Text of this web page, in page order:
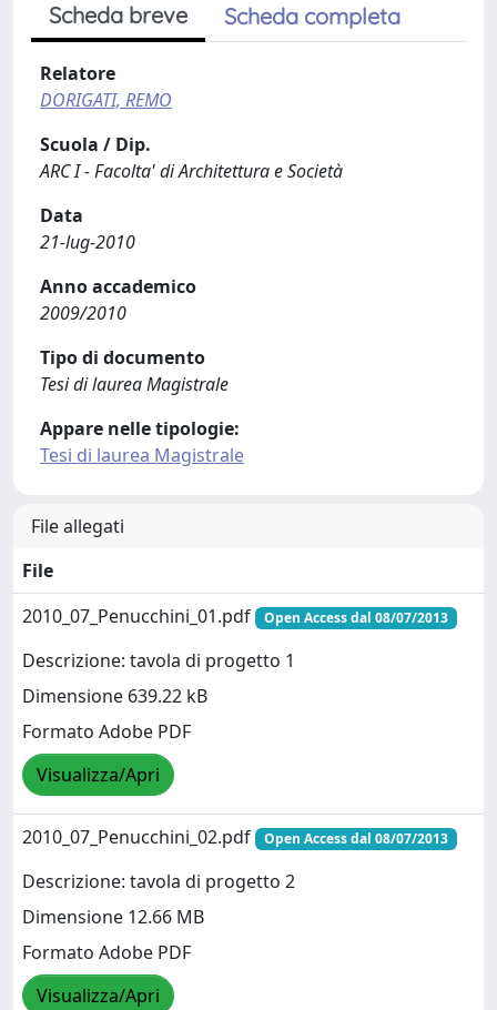
Scheda breve Scheda completa
Relatore
DORIGATI, REMO
Scuola / Dip.
ARC I - Facolta' di Architettura e Società
Data
21-lug-2010
Anno accademico
2009/2010
Tipo di documento
Tesi di laurea Magistrale
Appare nelle tipologie:
Tesi di laurea Magistrale
File allegati
File
2010_07_Penucchini_01.pdf
Open Access dal 08/07/2013
Descrizione: tavola di progetto 1
Dimensione 639.22 kB
Formato Adobe PDF
Visualizza/Apri
2010_07_Penucchini_02.pdf Open Access dal 08/07/2013
Descrizione: tavola di progetto 2
Dimensione 12.66 MB
Formato Adobe PDF
Visualizza/Apri